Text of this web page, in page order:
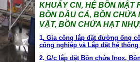
KHUẤY CN, HỆ BỒN MẬT
BỒN DẦU CÁ, BỒN CHỨA
VẬT, BỒN CHỨA HẠT
1. Gia công lắp đặt đường ống
công nghiệp và Lắp đặt hệ
2. G/c lắp đặt Bồn chứa Inox,